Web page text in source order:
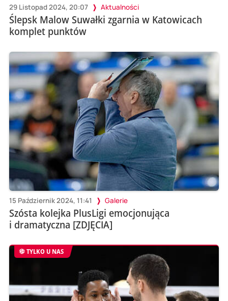
29 Listopad 2024, 20:07 Aktualności
Ślepsk Malow Suwałki zgarnia w Katowicach
komplet punktów
15 Październik 2024, 11:41 Galerie
Szósta kolejka PlusLigi emocjonująca
i dramatyczna [ZDJĘCIA]
TYLKO U NAS